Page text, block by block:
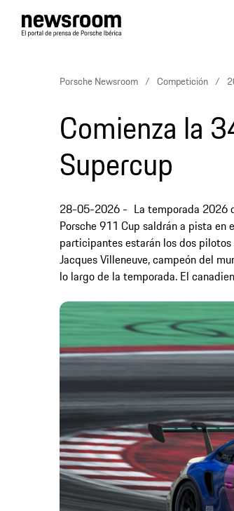
Porsche Newsroom Competición
Comienza la
Supercup
28-05-2026
La temporada 2026
Porsche 911 Cup saldrán a pista
participantes estarán los dos pilotos
Jacques Villeneuve, campeón del
lo largo de la temporada. El